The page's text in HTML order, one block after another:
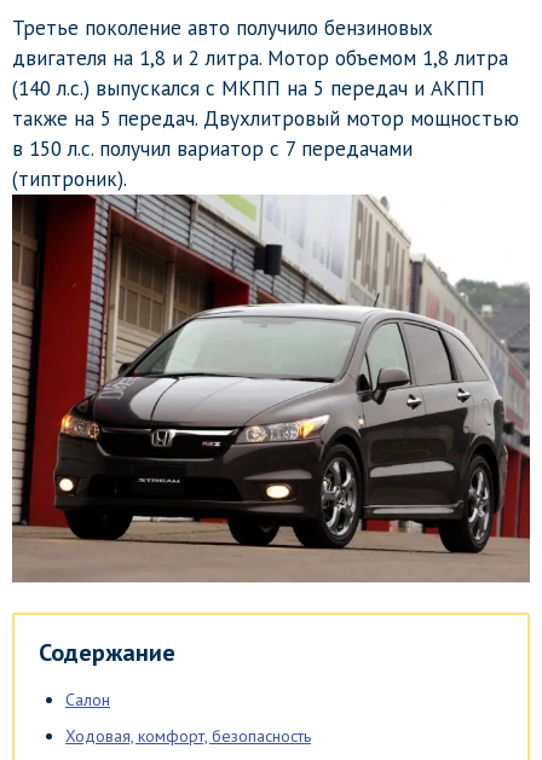
Третье поколение авто получило бензиновых
двигателя на 1,8 и 2 литра. Мотор объемом 1,8 литра
(140 л.с.) выпускался с МКПП на 5 передач и АКПП
также на 5 передач. Двухлитровый мотор мощностью
в 150 л.с. получил вариатор с 7 передачами
(типтроник).
Содержание
Салон
Ходовая, комфорт, безопасность